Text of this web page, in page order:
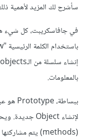
سأشرح لك المزيد لأهمية
بالمعلومات.